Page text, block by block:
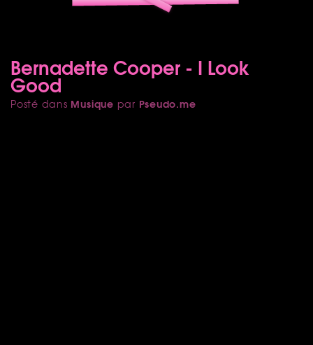
Bernadette Cooper - I Look
Good
Posté dans Musique par Pseudo.me